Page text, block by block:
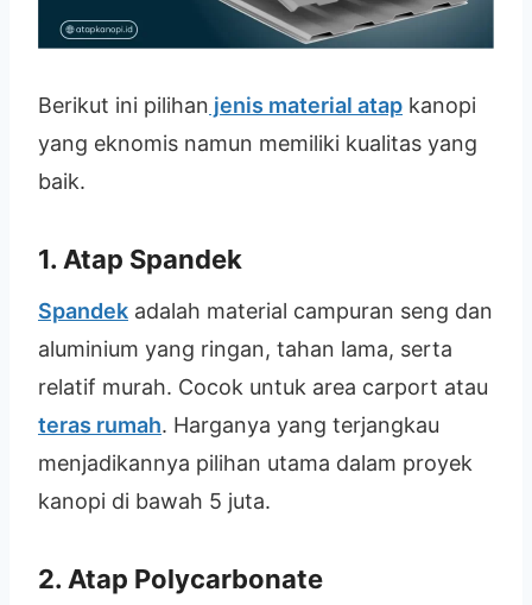
Berikut ini pilihan jenis material atap kanopi
yang eknomis namun memiliki kualitas yang
baik.
1. Atap Spandek
Spandek adalah material campuran seng dan
aluminium yang ringan, tahan lama, serta
relatif murah. Cocok untuk area carport atau
teras rumah. Harganya yang terjangkau
menjadikannya pilihan utama dalam proyek
kanopi di bawah 5 juta.
2. Atap Polycarbonate